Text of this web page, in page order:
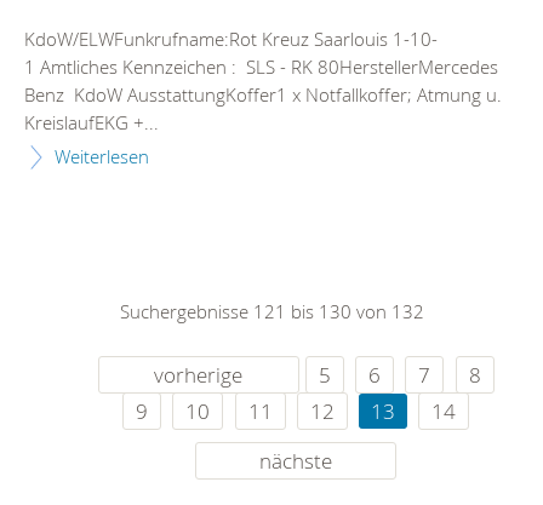
KdoW/ELWFunkrufname:Rot Kreuz Saarlouis 1-10-
1 Amtliches Kennzeichen : SLS - RK 80HerstellerMercedes
Benz KdoW AusstattungKoffer1 x Notfallkoffer; Atmung u.
KreislaufEKG +...
Weiterlesen
Suchergebnisse 121 bis 130 von 132
vorherige 5 6 7
8
9
10 11 12 13
14
nächste